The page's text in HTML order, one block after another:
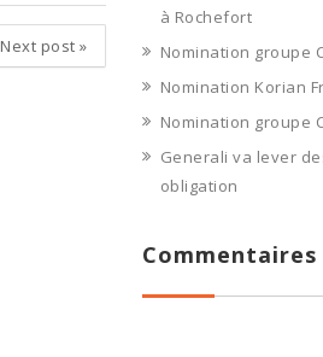
Next post »
à Rochefort
Nomination groupe
Nomination Korian
Nomination groupe
Generali va lever
obligation